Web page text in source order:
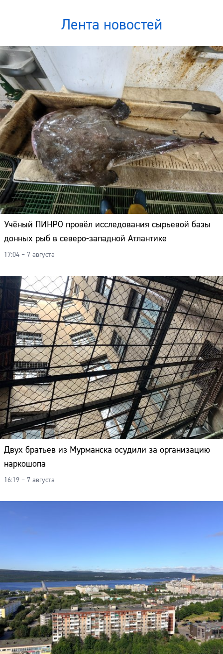
Лента новостей
Учёный ПИНРО провёл исследования сырьевой базы
донных рыб в северо-западной Атлантике
17:04 – 7 августа
Двух братьев из Мурманска осудили за организацию
наркошопа
16:19 – 7 августа